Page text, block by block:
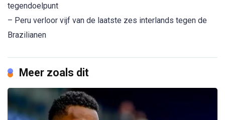
tegendoelpunt
– Peru verloor vijf van de laatste zes interlands tegen de
Brazilianen
Meer zoals dit